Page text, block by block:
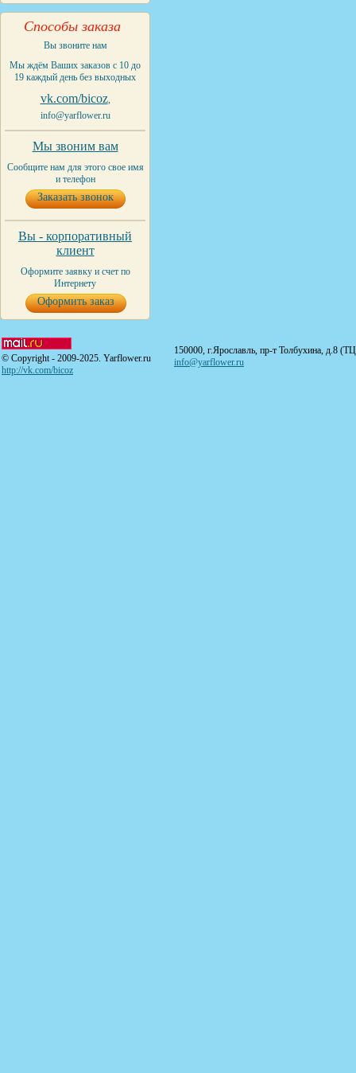
Способы заказа
Вы звоните нам
Мы ждём Ваших заказов с 10 до
19 каждый день без выходных
vk.com/bicoz,
info@yarflower.ru
Мы звоним вам
Сообщите нам для этого свое имя
и телефон
Заказать звонок
Вы - корпоративный
клиент
Оформите заявку и счет по
Интернету
Оформить заказ
© Copyright - 2009-2025. Yarflower.ru
http://vk.com/bicoz
150000, г.Ярославль, пр-т Толбухина, д.8
info@yarflower.ru